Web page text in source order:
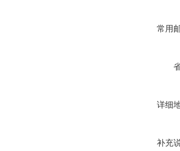
常用
详细
补充